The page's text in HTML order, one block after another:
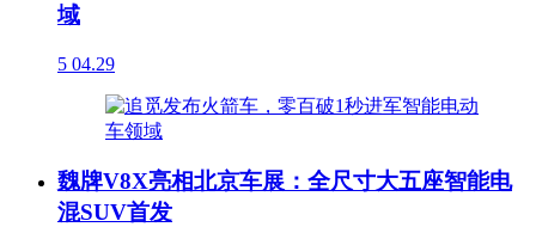
域
5 04.29
魏牌V8X亮相北京车展：全尺寸大五座智能电
混SUV首发